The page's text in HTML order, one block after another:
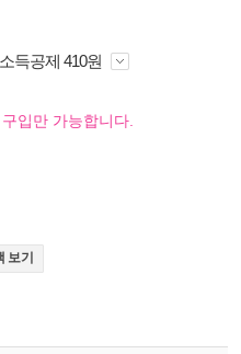
소득공제 410원
입만 가능합니다.
보기